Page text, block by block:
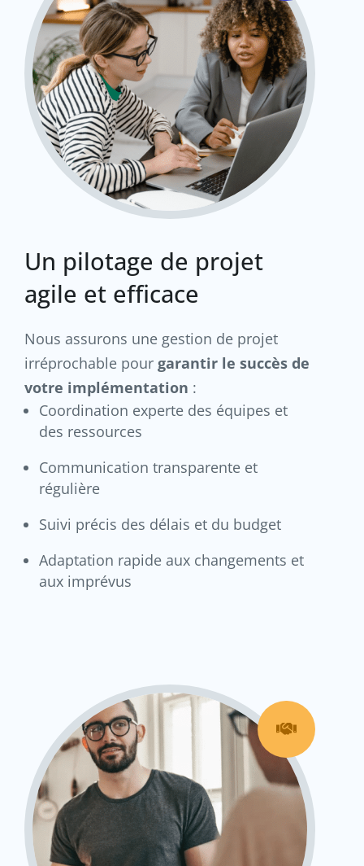
Un pilotage de projet
agile et efficace
Nous assurons une gestion de projet
irréprochable pour garantir le succès de
votre implémentation :
Coordination experte des équipes et
des ressources
Communication transparente et
régulière
Suivi précis des délais et du budget
Adaptation rapide aux changements et
aux imprévus
